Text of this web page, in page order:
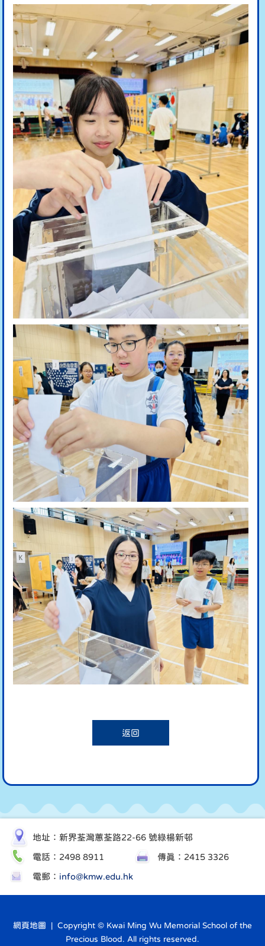
返回
地址：新界荃灣蕙荃路22-66 號綠楊新邨
電話：2498 8911 傳真：2415 3326
電郵： info@kmw.edu.hk
網頁地圖 | Copyright © Kwai Ming Wu Memorial School of the
Precious Blood. All rights reserved.